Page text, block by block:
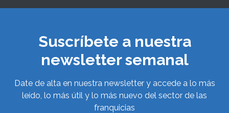
Suscríbete a nuestra
newsletter semanal
Date de alta en nuestra newsletter y accede a lo más
leído, lo más útil y lo más nuevo del sector de las
franquicias